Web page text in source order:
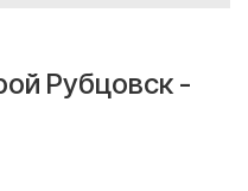
Рубцовск -